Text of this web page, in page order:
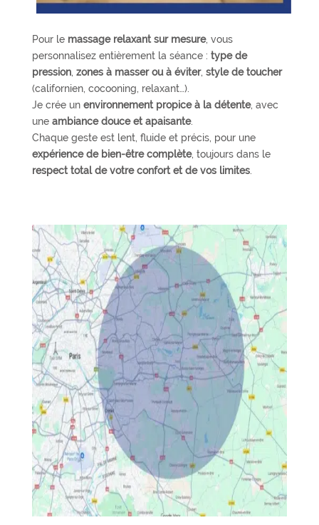
Pour le massage relaxant sur mesure, vous
personnalisez entièrement la séance : type de
pression, zones à masser ou à éviter, style de toucher
(californien, cocooning, relaxant…).
Je crée un environnement propice à la détente, avec
une ambiance douce et apaisante.
Chaque geste est lent, fluide et précis, pour une
expérience de bien-être complète, toujours dans le
respect total de votre confort et de vos limites.